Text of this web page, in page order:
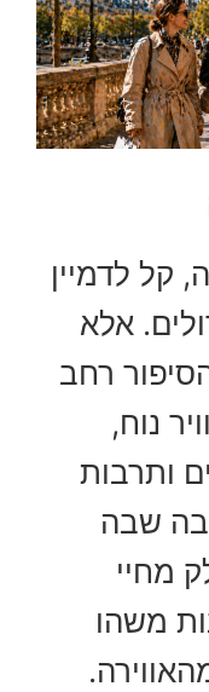
קל לדמיין
אלא
רחב
נוח,
ותרבות
שבה
מחיי
משהו